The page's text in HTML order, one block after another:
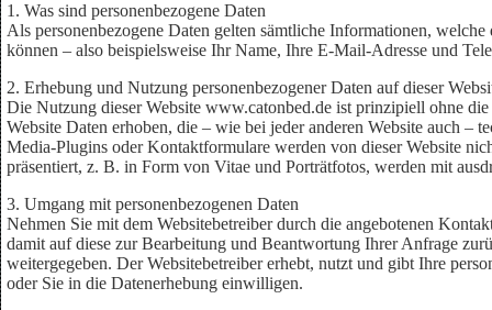
1. Was sind personenbezogene Daten
Als personenbezogene Daten gelten sämtliche Informationen,
können – also beispielsweise Ihr Name, Ihre E-Mail-Adresse und
2. Erhebung und Nutzung personenbezogener Daten auf dieser
Die Nutzung dieser Website www.catonbed.de ist prinzipiell ohne
Website Daten erhoben, die – wie bei jeder anderen Website auch –
Media-Plugins oder Kontaktformulare werden von dieser Website
präsentiert, z. B. in Form von Vitae und Porträtfotos, werden mit
3. Umgang mit personenbezogenen Daten
Nehmen Sie mit dem Websitebetreiber durch die angebotenen
damit auf diese zur Bearbeitung und Beantwortung Ihrer Anfrage
weitergegeben. Der Websitebetreiber erhebt, nutzt und gibt Ihre
oder Sie in die Datenerhebung einwilligen.